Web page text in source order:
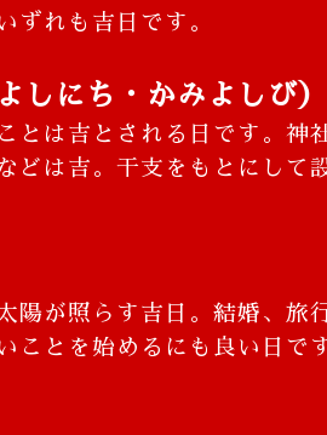
ずれも吉日です。
しにち・かみよしび）
とは吉とされる日です。神
どは吉。干支をもとにして
陽が照らす吉日。結婚、旅
ことを始めるにも良い日で